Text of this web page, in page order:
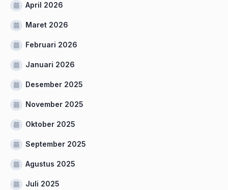
April 2026
Maret 2026
Februari 2026
Januari 2026
Desember 2025
November 2025
Oktober 2025
September 2025
Agustus 2025
Juli 2025